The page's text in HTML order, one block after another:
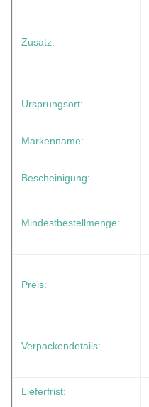
Zusatz:
Ursprungsort:
Markenname:
Bescheinigung:
Mindestbestellmenge:
Preis:
Verpackendetails:
Lieferfrist: